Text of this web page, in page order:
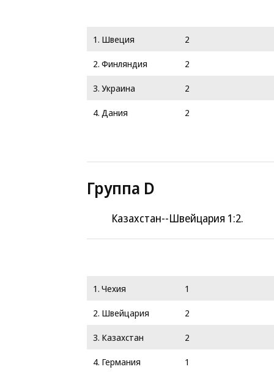
1. Швеция 2
2. Финляндия
2
3. Украина
2
4. Дания
2
Группа D
Казахстан--Швейцария 1:2.
1. Чехия 1
2. Швейцария
2
3. Казахстан
2
4. Германия
1